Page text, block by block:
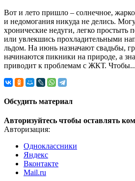
Вот и лето пришло – солнечное,
и недомогания никуда не делись.
хронические недуги, легко простыть
или увлекшись прохладительными
льдом. На июнь назначают свадьбы,
начинаются пикники на природе, а
приводит к проблемам с ЖКТ. Чтобы...
Обсудить материал
Авторизуйтесь чтобы оставлять
Авторизация:
Одноклассники
Яндекс
Вконтакте
Mail.ru